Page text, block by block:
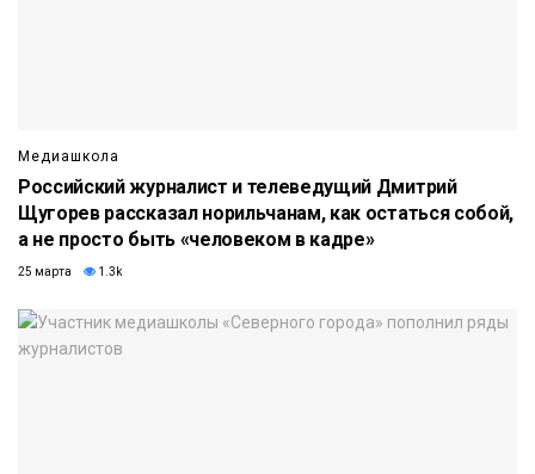
Медиашкола
Российский журналист и телеведущий Дмитрий
Щугорев рассказал норильчанам, как остаться собой,
а не просто быть «человеком в кадре»
25 марта 1.3k